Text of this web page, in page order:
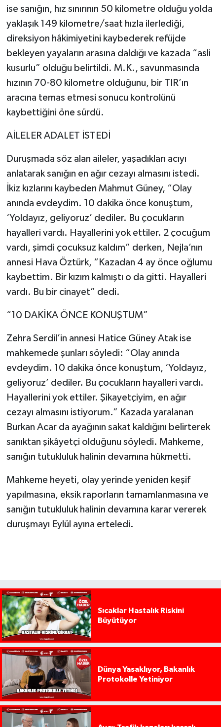
ise sanığın, hız sınırının 50 kilometre olduğu yolda
yaklaşık 149 kilometre/saat hızla ilerlediği,
direksiyon hâkimiyetini kaybederek refüjde
bekleyen yayaların arasına daldığı ve kazada “asli
kusurlu” olduğu belirtildi. M.K., savunmasında
hızının 70-80 kilometre olduğunu, bir TIR’ın
aracına temas etmesi sonucu kontrolünü
kaybettiğini öne sürdü.
AİLELER ADALET İSTEDİ
Duruşmada söz alan aileler, yaşadıkları acıyı
anlatarak sanığın en ağır cezayı almasını istedi.
İkiz kızlarını kaybeden Mahmut Güney, “Olay
anında evdeydim. 10 dakika önce konuştum,
‘Yoldayız, geliyoruz’ dediler. Bu çocukların
hayalleri vardı. Hayallerini yok ettiler. 2 çocuğum
vardı, şimdi çocuksuz kaldım” derken, Nejla’nın
annesi Hava Öztürk, “Kazadan 4 ay önce oğlumu
kaybettim. Bir kızım kalmıştı o da gitti. Hayalleri
vardı. Bu bir cinayet” dedi.
“10 DAKİKA ÖNCE KONUŞTUM”
Zehra Serdil’in annesi Hatice Güney Atak ise
mahkemede şunları söyledi: “Olay anında
evdeydim. 10 dakika önce konuştum, ‘Yoldayız,
geliyoruz’ dediler. Bu çocukların hayalleri vardı.
Hayallerini yok ettiler. Şikayetçiyim, en ağır
cezayı almasını istiyorum.” Kazada yaralanan
Burkan Acar da ayağının sakat kaldığını belirterek
sanıktan şikâyetçi olduğunu söyledi. Mahkeme,
sanığın tutukluluk halinin devamına hükmetti.
Mahkeme heyeti, olay yerinde yeniden keşif
yapılmasına, eksik raporların tamamlanmasına ve
sanığın tutukluluk halinin devamına karar vererek
duruşmayı Eylül ayına erteledi.
Sıcaklar Hastalık Riskini
Büyütüyor
Dünya Yasaklıyor, Bakanlık
Protokolle Yetiniyor